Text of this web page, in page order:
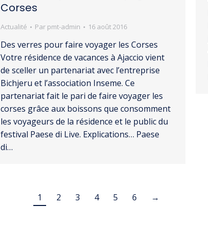
Corses
Actualité Par pmt-admin 16 août 2016
Des verres pour faire voyager les Corses
Votre résidence de vacances à Ajaccio vient
de sceller un partenariat avec l’entreprise
Bichjeru et l’association Inseme. Ce
partenariat fait le pari de faire voyager les
corses grâce aux boissons que consomment
les voyageurs de la résidence et le public du
festival Paese di Live. Explications… Paese
di…
1 2 3 4 5 6 →